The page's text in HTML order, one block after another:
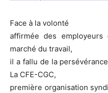
Face à la volonté
affirmée des
marché du travail,
il a fallu de la
La CFE-CGC,
première organisation